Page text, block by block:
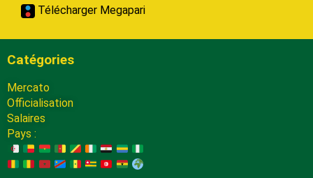
Télécharger Megapari
Catégories
Mercato
Officialisation
Salaires
Pays :